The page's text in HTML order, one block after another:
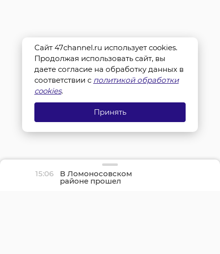
15:06 В Ломоносовском
районе прошел
семейный фестиваль
Сайт 47channel.ru использует cookies.
Продолжая использовать сайт, вы
даете согласие на обработку данных в
соответствии с политикой обработки
cookies.
Принять